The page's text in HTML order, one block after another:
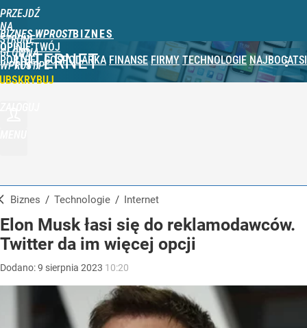
PRZEJDŹ
NA
STRONĘ
GŁÓWNĄ
WPROST.PL
BIZNES WPROST
OPINIE TWÓJ
PORTFEL GOSPODARKA FINANSE FIRMY TECHNOLOGIE NAJBOGATSI
INTERNET
Biznes / Technologie / Internet
Elon Musk łasi się do reklamodawców.
Twitter da im więcej opcji
Dodano:9 sierpnia 2023 10:20